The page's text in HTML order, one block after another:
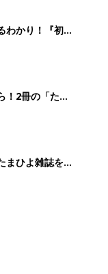
よ きほんの離